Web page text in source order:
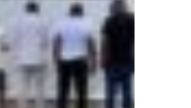
de ensino da